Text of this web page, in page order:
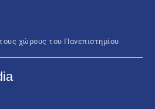
χώρους του Πανεπιστημίου